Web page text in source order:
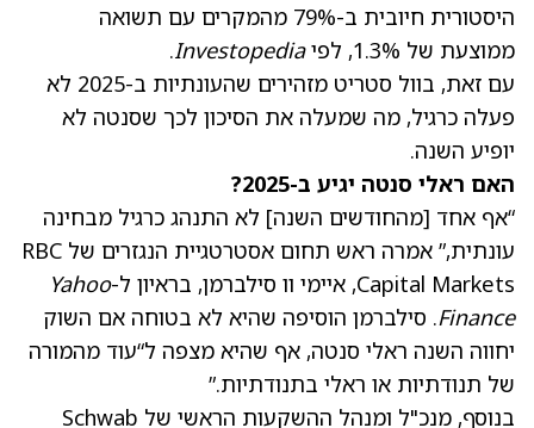
היסטורית חיובית ב-79% מהמקרים עם תשואה
ממוצעת של 1.3%, לפי
Investopedia
.
עם זאת, בוול סטריט מזהירים שהעונתיות ב-2025 לא
פעלה כרגיל, מה שמעלה את הסיכון לכך שסנטה לא
יופיע השנה.
האם ראלי סנטה יגיע ב-2025?
“אף אחד [מהחודשים השנה] לא התנהג כרגיל מבחינה
עונתית,” אמרה ראש תחום אסטרטגיית הנגזרים של RBC
Capital Markets, איימי וו סילברמן, בראיון ל-
Yahoo
Finance. סילברמן הוסיפה שהיא לא בטוחה אם השוק
יחווה השנה ראלי סנטה, אף שהיא מצפה ל“עוד מהמורה
של תנודתיות או ראלי בתנודתיות.”
בנוסף, מנכ"ל ומנהל ההשקעות הראשי של Schwab